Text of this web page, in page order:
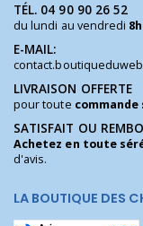
TÉL. 04 90 90 26 52
du lundi au vendredi
E-MAIL:
LIVRAISON OFFERTE
pour toute commande
SATISFAIT OU
Achetez en toute
d'avis.
LA BOUTIQUE DES